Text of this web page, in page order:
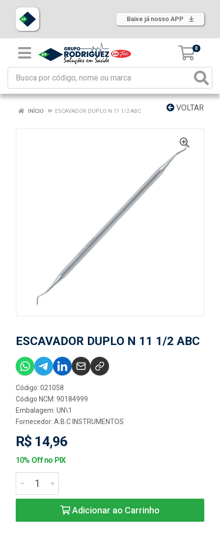
Baixe já nosso APP
0
VOLTAR
INÍCIO ESCAVADOR DUPLO N 11 1/2 ABC
ESCAVADOR DUPLO N 11 1/2 ABC
Código: 021058
Código NCM: 90184999
Embalagem: UN\1
Fornecedor: A.B.C INSTRUMENTOS
R$ 14,96
10% Off no PIX
Adicionar ao Carrinho